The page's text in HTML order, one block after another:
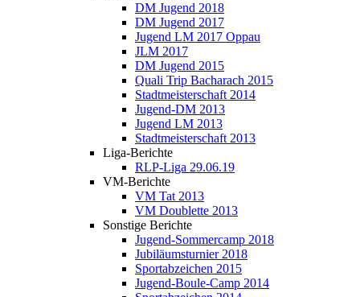
DM Jugend 2018
DM Jugend 2017
Jugend LM 2017 Oppau
JLM 2017
DM Jugend 2015
Quali Trip Bacharach 2015
Stadtmeisterschaft 2014
Jugend-DM 2013
Jugend LM 2013
Stadtmeisterschaft 2013
Liga-Berichte
RLP-Liga 29.06.19
VM-Berichte
VM Tat 2013
VM Doublette 2013
Sonstige Berichte
Jugend-Sommercamp 2018
Jubiläumsturnier 2018
Sportabzeichen 2015
Jugend-Boule-Camp 2014